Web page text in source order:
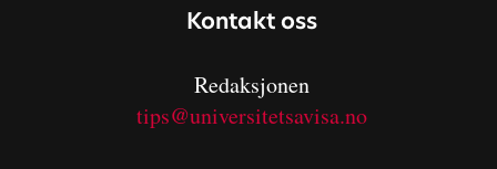
Kontakt oss
Redaksjonen
tips@universitetsavisa.no